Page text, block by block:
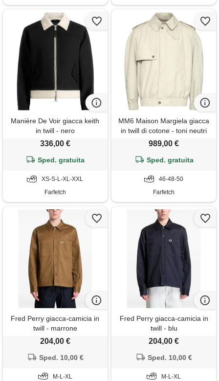
Manière De Voir giacca keith
in twill - nero
336,00 €
Sped. gratuita
XS-S-L-XL-XXL
Farfetch
MM6 Maison Margiela giacca
in twill di cotone - toni neutri
989,00 €
Sped. gratuita
46-48-50
Farfetch
Fred Perry giacca-camicia in
twill - marrone
204,00 €
Sped. 10,00 €
M-L-XL
Fred Perry giacca-camicia in
twill - blu
204,00 €
Sped. 10,00 €
M-L-XL